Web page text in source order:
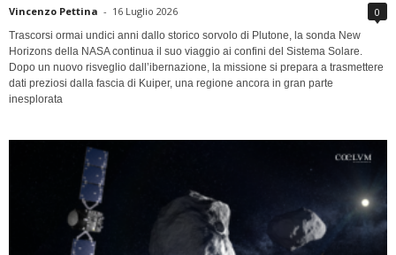
Vincenzo Pettina - 16 Luglio 2026 0
Trascorsi ormai undici anni dallo storico sorvolo di Plutone, la sonda New
Horizons della NASA continua il suo viaggio ai confini del Sistema Solare.
Dopo un nuovo risveglio dall’ibernazione, la missione si prepara a trasmettere
dati preziosi dalla fascia di Kuiper, una regione ancora in gran parte
inesplorata